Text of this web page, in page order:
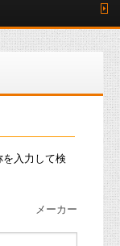
入力して検
メーカー